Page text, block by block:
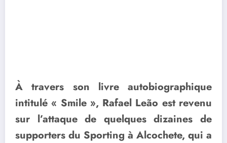
À travers son livre autobiographique
intitulé « Smile », Rafael Leão est revenu
sur l’attaque de quelques dizaines de
supporters du Sporting à Alcochete, qui a